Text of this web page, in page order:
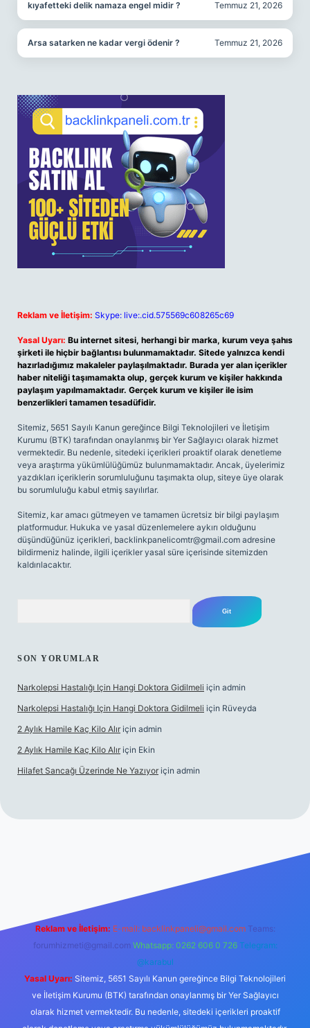
kıyafetteki delik namaza engel midir ? Temmuz 21, 2026
Arsa satarken ne kadar vergi ödenir ? Temmuz 21, 2026
Reklam ve İletişim: Skype: live:.cid.575569c608265c69
Yasal Uyarı: Bu internet sitesi, herhangi bir marka, kurum veya şahıs
şirketi ile hiçbir bağlantısı bulunmamaktadır. Sitede yalnızca kendi
hazırladığımız makaleler paylaşılmaktadır. Burada yer alan içerikler
haber niteliği taşımamakta olup, gerçek kurum ve kişiler hakkında
paylaşım yapılmamaktadır. Gerçek kurum ve kişiler ile isim
benzerlikleri tamamen tesadüfidir.
Sitemiz, 5651 Sayılı Kanun gereğince Bilgi Teknolojileri ve İletişim
Kurumu (BTK) tarafından onaylanmış bir Yer Sağlayıcı olarak hizmet
vermektedir. Bu nedenle, sitedeki içerikleri proaktif olarak denetleme
veya araştırma yükümlülüğümüz bulunmamaktadır. Ancak, üyelerimiz
yazdıkları içeriklerin sorumluluğunu taşımakta olup, siteye üye olarak
bu sorumluluğu kabul etmiş sayılırlar.
Sitemiz, kar amacı gütmeyen ve tamamen ücretsiz bir bilgi paylaşım
platformudur. Hukuka ve yasal düzenlemelere aykırı olduğunu
düşündüğünüz içerikleri, backlinkpanelicomtr@gmail.com adresine
bildirmeniz halinde, ilgili içerikler yasal süre içerisinde sitemizden
kaldırılacaktır.
SON YORUMLAR
Narkolepsi Hastalığı Için Hangi Doktora Gidilmeli için admin
Narkolepsi Hastalığı Için Hangi Doktora Gidilmeli için Rüveyda
2 Aylık Hamile Kaç Kilo Alır için admin
2 Aylık Hamile Kaç Kilo Alır için Ekin
Hilafet Sancağı Üzerinde Ne Yazıyor için admin
Reklam ve İletişim: E-mail: backlinkpaneli@gmail.com Teams:
forumhizmeti@gmail.com Whatsapp: 0262 606 0 726 Telegram:
@karabul
Yasal Uyarı: Sitemiz, 5651 Sayılı Kanun gereğince Bilgi Teknolojileri
ve İletişim Kurumu (BTK) tarafından onaylanmış bir Yer Sağlayıcı
olarak hizmet vermektedir. Bu nedenle, sitedeki içerikleri proaktif